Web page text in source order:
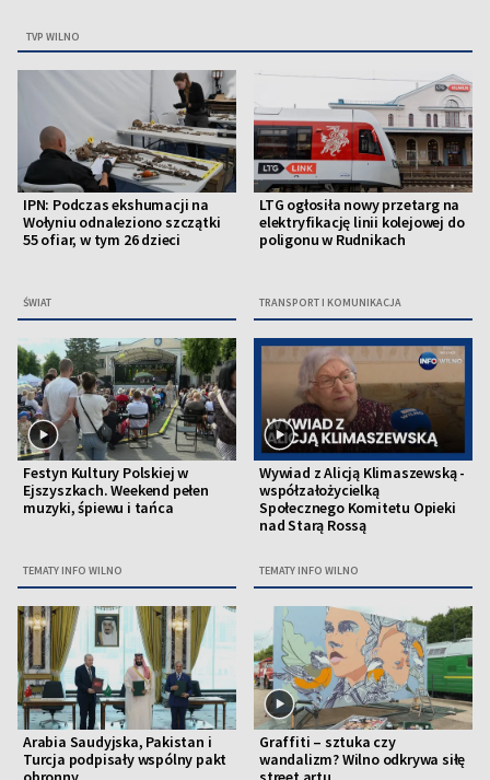
TVP WILNO
IPN: Podczas ekshumacji na
Wołyniu odnaleziono szczątki
55 ofiar, w tym 26 dzieci
ŚWIAT
LTG ogłosiła nowy przetarg na
elektryfikację linii kolejowej do
poligonu w Rudnikach
TRANSPORT I KOMUNIKACJA
Festyn Kultury Polskiej w
Ejszyszkach. Weekend pełen
muzyki, śpiewu i tańca
TEMATY INFO WILNO
Wywiad z Alicją Klimaszewską -
współzałożycielką
Społecznego Komitetu Opieki
nad Starą Rossą
TEMATY INFO WILNO
Arabia Saudyjska, Pakistan i
Turcja podpisały wspólny pakt
Graffiti – sztuka czy
wandalizm? Wilno odkrywa siłę